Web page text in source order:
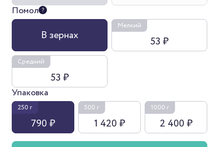
Помол
В зернах
Мелкий
53 ₽
Средний
53 ₽
Упаковка
250 г
790 ₽
500 г
1 420 ₽
1000 г
2 400 ₽